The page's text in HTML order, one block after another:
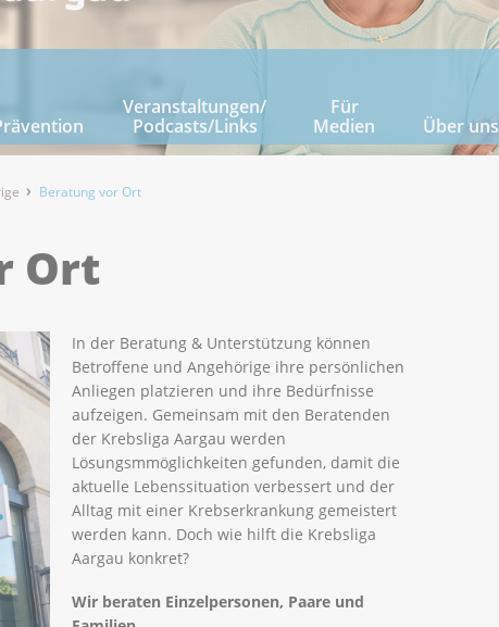
Veranstaltungen/
Podcasts/Links
Für
Medien
Über uns
Beratung vor Ort
Ort
In der Beratung & Unterstützung können
Betroffene und Angehörige ihre persönlichen
Anliegen platzieren und ihre Bedürfnisse
aufzeigen. Gemeinsam mit den Beratenden
der Krebsliga Aargau werden
Lösungsmmöglichkeiten gefunden, damit die
aktuelle Lebenssituation verbessert und der
Alltag mit einer Krebserkrankung gemeistert
werden kann. Doch wie hilft die Krebsliga
Aargau konkret?
Wir beraten Einzelpersonen, Paare und